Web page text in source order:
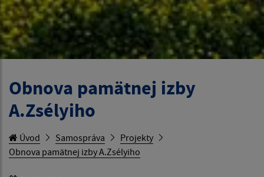
Obnova pamätnej izby
A.Zsélyiho
Úvod Samospráva
Projekty
Obnova pamätnej izby A.Zsélyiho